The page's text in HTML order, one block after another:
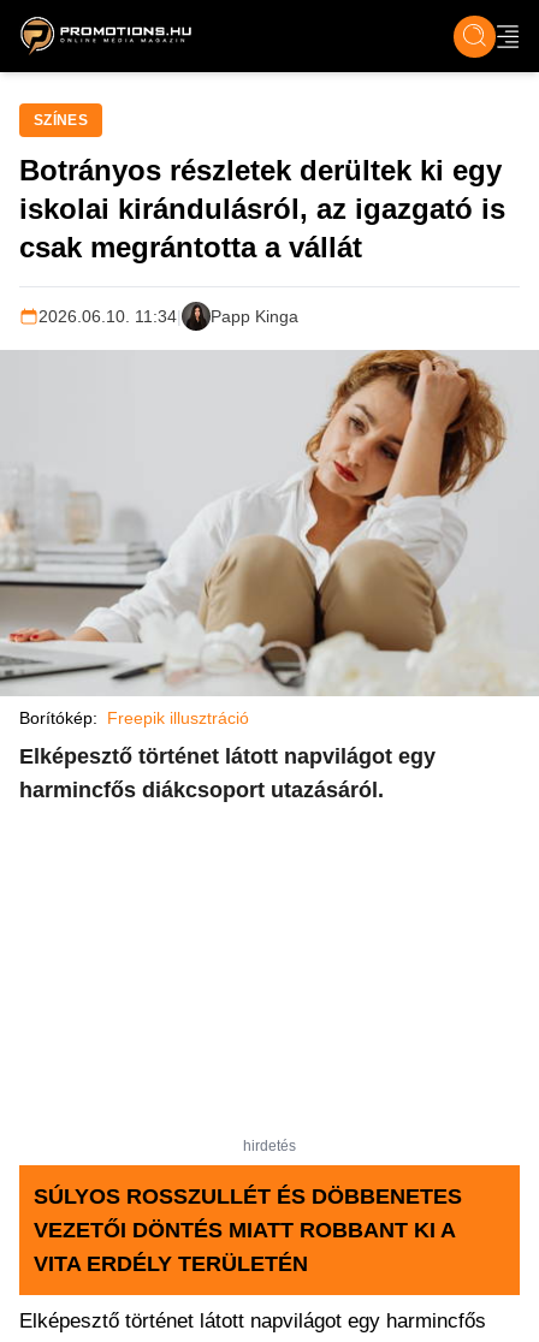
ZENE, FILM & KULT ÉLET TECH &
SZÍNES
Botrányos részletek derültek ki egy
iskolai kirándulásról, az igazgató is
csak megrántotta a vállát
2026.06.10. 11:34| Papp Kinga
Borítókép: Freepik illusztráció
Elképesztő történet látott napvilágot egy
harmincfős diákcsoport utazásáról.
hirdetés
SÚLYOS ROSSZULLÉT ÉS DÖBBENETES
VEZETŐI DÖNTÉS MIATT ROBBANT KI A
VITA ERDÉLY TERÜLETÉN
Elképesztő történet látott napvilágot egy harmincfős